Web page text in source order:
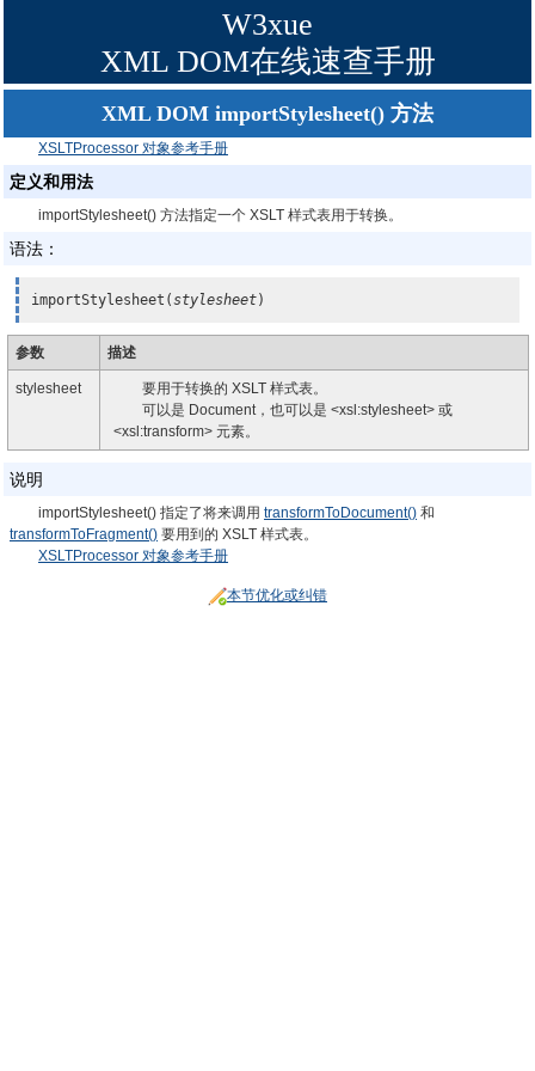
W3xue
XML DOM在线速查手册
XML DOM importStylesheet() 方法
XSLTProcessor 对象参考手册
定义和用法
importStylesheet() 方法指定一个 XSLT 样式表用于转换。
语法：
importStylesheet(stylesheet)
参数 描述
stylesheet
要用于转换的 XSLT 样式表。
可以是 Document，也可以是 <xsl:stylesheet> 或
<xsl:transform> 元素。
说明
importStylesheet() 指定了将来调用 transformToDocument() 和
transformToFragment() 要用到的 XSLT 样式表。
XSLTProcessor 对象参考手册
本节优化或纠错